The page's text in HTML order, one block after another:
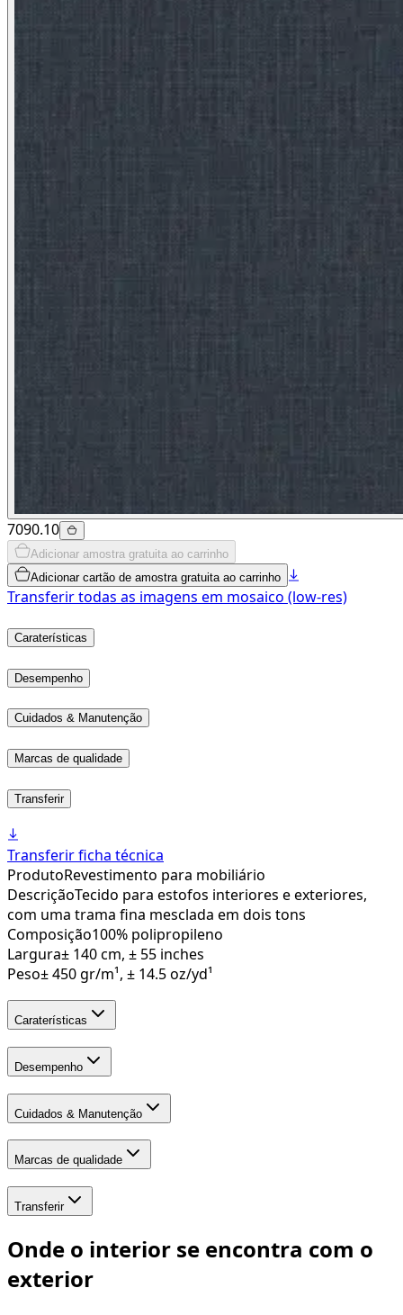
7090.10
Adicionar amostra gratuita ao carrinho
Adicionar cartão de amostra gratuita ao carrinho
Transferir todas as imagens em mosaico (low-res)
Caraterísticas
Desempenho
Cuidados & Manutenção
Marcas de qualidade
Transferir
Transferir ficha técnica
ProdutoRevestimento para mobiliário
DescriçãoTecido para estofos interiores e exteriores,
com uma trama fina mesclada em dois tons
Composição100% polipropileno
Largura± 140 cm, ± 55 inches
Peso± 450 gr/m¹, ± 14.5 oz/yd¹
Caraterísticas
Desempenho
Cuidados & Manutenção
Marcas de qualidade
Transferir
Onde o interior se encontra com o
exterior